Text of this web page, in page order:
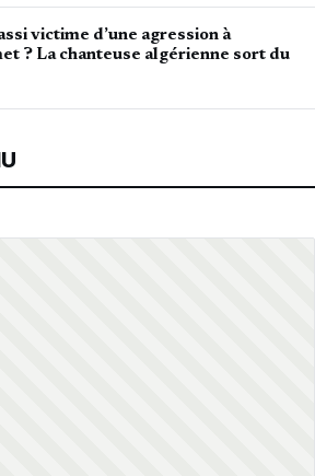
victime d’une agression à
? La chanteuse algérienne sort du